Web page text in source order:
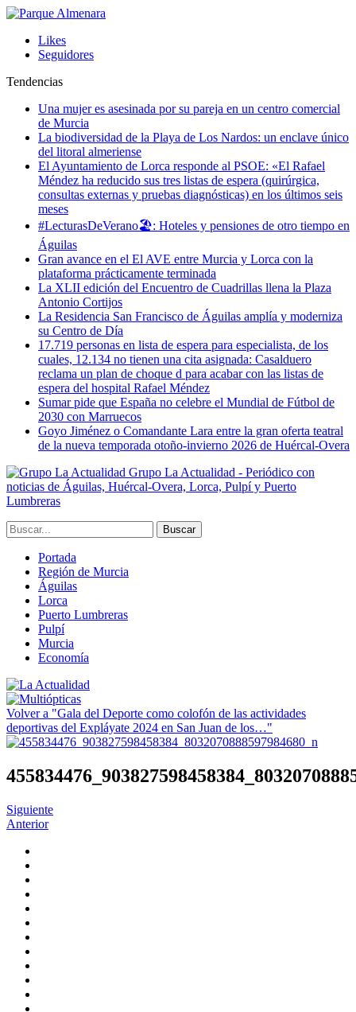
Likes
Seguidores
Tendencias
Una mujer es asesinada por su pareja en un centro comercial
de Murcia
La biodiversidad de la Playa de Los Nardos: un enclave único
del litoral almeriense
El Ayuntamiento de Lorca responde al PSOE: «El Rafael
Méndez ha reducido sus tres listas de espera (quirúrgica,
consultas externas y pruebas diagnósticas) en los últimos seis
meses
#LecturasDeVerano🏖: Hoteles y pensiones de otro tiempo en
Águilas
Gran avance en el El AVE entre Murcia y Lorca con la
plataforma prácticamente terminada
La XLII edición del Encuentro de Cuadrillas llena la Plaza
Antonio Cortijos
La Residencia San Francisco de Águilas amplía y moderniza
su Centro de Día
17.719 personas en lista de espera para especialista, de los
cuales, 12.134 no tienen una cita asignada: Casalduero
reclama un plan de choque d para acabar con las listas de
espera del hospital Rafael Méndez
Sumar pide que España no celebre el Mundial de Fútbol de
2030 con Marruecos
Goyo Jiménez o Comandante Lara entre la gran oferta teatral
de la nueva temporada otoño-invierno 2026 de Huércal-Overa
Grupo La Actualidad - Periódico con
noticias de Águilas, Huércal-Overa, Lorca, Pulpí y Puerto
Lumbreras
Portada
Región de Murcia
Águilas
Lorca
Puerto Lumbreras
Pulpí
Murcia
Economía
Volver a "Gala del Deporte como colofón de las actividades
deportivas del Expláyate 2024 en San Juan de los…"
Siguiente
Anterior